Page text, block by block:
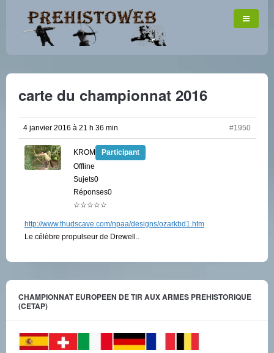
carte du championnat 2016
4 janvier 2016 à 21 h 36 min #1950
KROM
Participant
Offline
Sujets0
Réponses0
☆☆☆☆☆
http://www.thudscave.com/npaa/designs/ozarkbd1.htm
Le célèbre propulseur de Drewell..
CHAMPIONNAT EUROPEEN DE TIR AUX ARMES PREHISTORIQUE
(CETAP)